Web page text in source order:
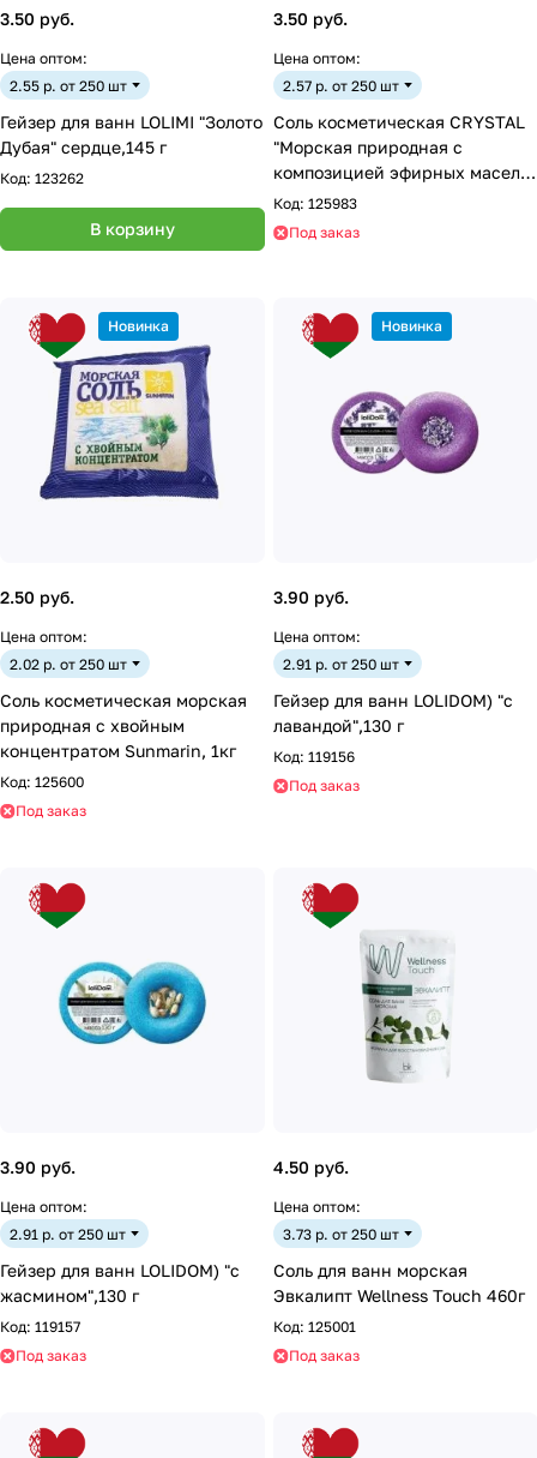
3.50 руб.
Цена оптом:
2.55 р. от 250 шт
Гейзер для ванн LOLIMI "Золото
Дубая" сердце,145 г
Код: 123262
В корзину
3.50 руб.
Цена оптом:
2.57 р. от 250 шт
Соль косметическая CRYSTAL
"Морская природная с
композицией эфирных масел",
1 кг (антистресс)
Код: 125983
Под заказ
Новинка
2.50 руб.
Цена оптом:
2.02 р. от 250 шт
Соль косметическая морская
природная с хвойным
концентратом Sunmarin, 1кг
Код: 125600
Под заказ
Новинка
3.90 руб.
Цена оптом:
2.91 р. от 250 шт
Гейзер для ванн LOLIDOM) "с
лавандой",130 г
Код: 119156
Под заказ
3.90 руб.
Цена оптом:
2.91 р. от 250 шт
Гейзер для ванн LOLIDOM) "с
жасмином",130 г
Код: 119157
Под заказ
4.50 руб.
Цена оптом:
3.73 р. от 250 шт
Соль для ванн морская
Эвкалипт Wellness Touch 460г
Код: 125001
Под заказ